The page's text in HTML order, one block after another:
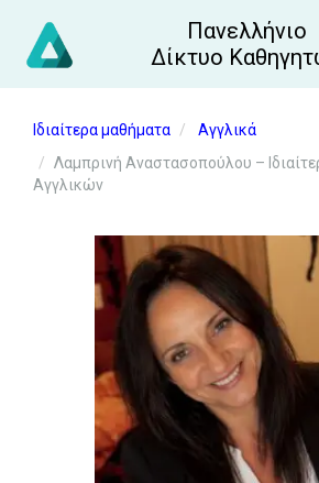
Πανελλήνιο
Δίκτυο
Ιδιαίτερα μαθήματα
Αγγλικά
Λαμπρινή Αναστασοπούλου –
Αγγλικών